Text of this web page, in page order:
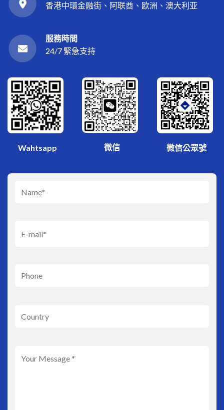
香港中環金融街、阿联酋、欧洲、澳大利亚
服務時間
24/7 緊急支持
Wahtsapp 微信 微信公眾號